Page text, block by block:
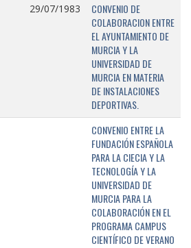
29/07/1983
CONVENIO DE
COLABORACION ENTRE
EL AYUNTAMIENTO DE
MURCIA Y LA
UNIVERSIDAD DE
MURCIA EN MATERIA
DE INSTALACIONES
DEPORTIVAS.
CONVENIO ENTRE LA
FUNDACIÓN ESPAÑOLA
PARA LA CIECIA Y LA
TECNOLOGÍA Y LA
UNIVERSIDAD DE
MURCIA PARA LA
COLABORACIÓN EN EL
PROGRAMA CAMPUS
CIENTÍFICO DE VERANO